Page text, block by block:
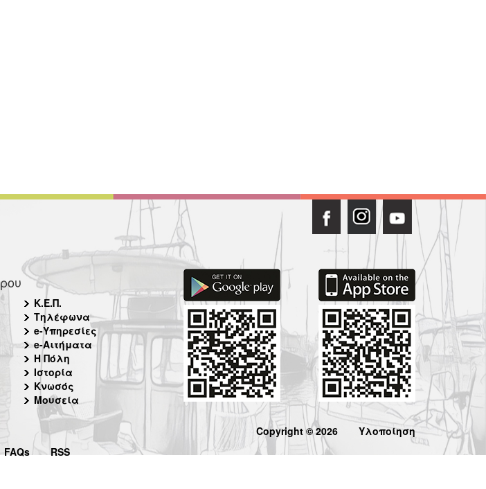
Κ.Ε.Π.
Τηλέφωνα
e-Υπηρεσίες
e-Αιτήματα
Η Πόλη
Ιστορία
Κνωσός
Μουσεία
FAQs RSS
Copyright © 2026 Υλοποίηση